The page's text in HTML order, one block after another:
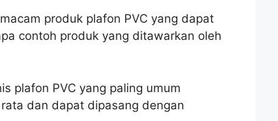
produk plafon PVC yang dapat
contoh produk yang ditawarkan oleh
plafon PVC yang paling umum
dan dapat dipasang dengan